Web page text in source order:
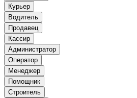
Курьер
Водитель
Продавец
Кассир
Администратор
Оператор
Менеджер
Помощник
Строитель